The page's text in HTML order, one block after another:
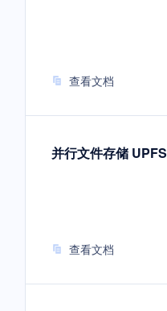
查看文档
并行文件存储 UPFS
查看文档